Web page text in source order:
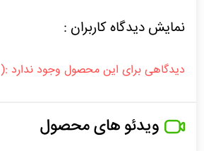
نمایش دیدگاه کاربران :
دیدگاهی برای این محصول وجود ندارد :(
ویدئو های محصول